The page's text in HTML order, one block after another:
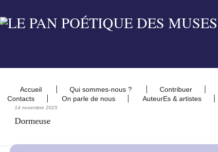
Accueil Qui sommes-nous ?
Contribuer
Contacts
On parle de nous AuteurEs & artistes
14 novembre 2025
Dormeuse